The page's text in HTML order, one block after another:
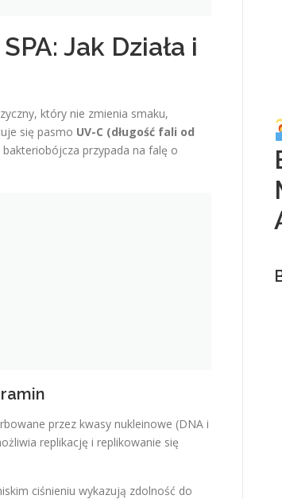
Jak Działa i
który nie zmienia smaku,
się pasmo UV-C (długość fali od
przypada na falę o
przez kwasy nukleinowe (DNA i
replikację i replikowanie się
ciśnieniu wykazują zdolność do